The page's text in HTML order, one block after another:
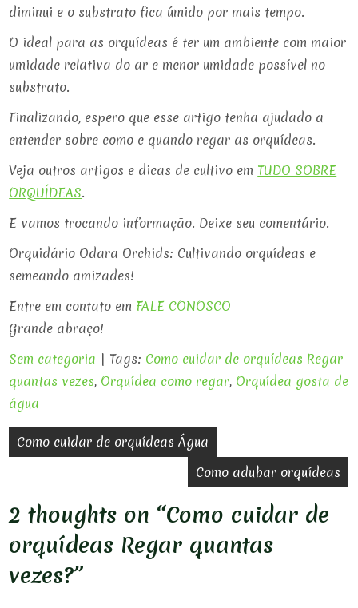
diminui e o substrato fica úmido por mais tempo.
O ideal para as orquídeas é ter um ambiente com maior
umidade relativa do ar e menor umidade possível no
substrato.
Finalizando, espero que esse artigo tenha ajudado a
entender sobre como e quando regar as orquídeas.
Veja outros artigos e dicas de cultivo em TUDO SOBRE
ORQUÍDEAS.
E vamos trocando informação. Deixe seu comentário.
Orquidário Odara Orchids: Cultivando orquídeas e
semeando amizades!
Entre em contato em FALE CONOSCO
Grande abraço!
Sem categoria | Tags: Como cuidar de orquídeas Regar
quantas vezes, Orquídea como regar, Orquídea gosta de
água
Navegação
Post
Como cuidar de orquídeas Água
Como adubar orquídeas
2 thoughts on “Como cuidar de
orquídeas Regar quantas
vezes?”